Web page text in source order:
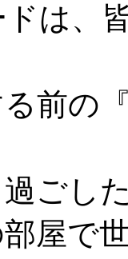
は、
前の
ごし
屋で